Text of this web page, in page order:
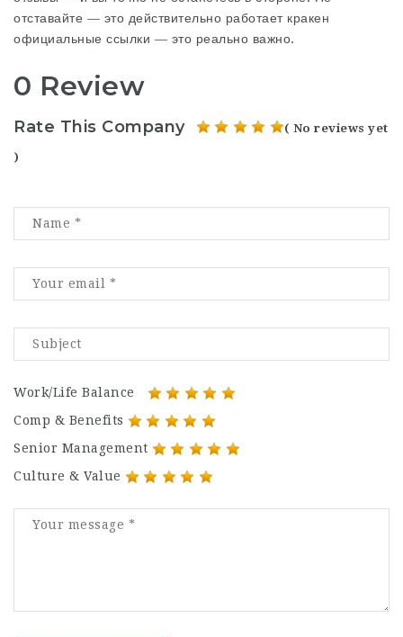
отставайте — это действительно работает кракен
официальные ссылки — это реально важно.
0 Review
Rate This Company ( No reviews yet
)
Work/Life Balance
Comp & Benefits
Senior Management
Culture & Value